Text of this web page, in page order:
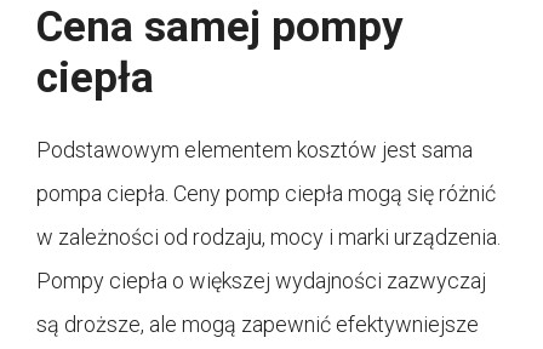
Cena samej pompy
ciepła
Podstawowym elementem kosztów jest sama
pompa ciepła. Ceny pomp ciepła mogą się różnić
w zależności od rodzaju, mocy i marki urządzenia.
Pompy ciepła o większej wydajności zazwyczaj
są droższe, ale mogą zapewnić efektywniejsze